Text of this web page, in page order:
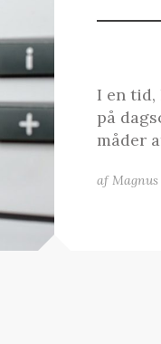
I en tid,
på
måder
af